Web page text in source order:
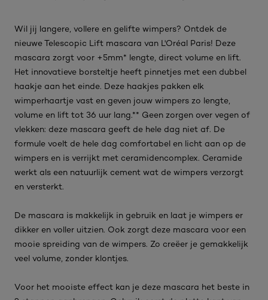
Wil jij langere, vollere en gelifte wimpers? Ontdek de
nieuwe Telescopic Lift mascara van L'Oréal Paris! Deze
mascara zorgt voor +5mm* lengte, direct volume en lift.
Het innovatieve borsteltje heeft pinnetjes met een dubbel
haakje aan het einde. Deze haakjes pakken elk
wimperhaartje vast en geven jouw wimpers zo lengte,
volume en lift tot 36 uur lang.** Geen zorgen over vegen of
vlekken: deze mascara geeft de hele dag niet af. De
formule voelt de hele dag comfortabel en licht aan op de
wimpers en is verrijkt met ceramidencomplex. Ceramide
werkt als een natuurlijk cement wat de wimpers verzorgt
en versterkt.
De mascara is makkelijk in gebruik en laat je wimpers er
dikker en voller uitzien. Ook zorgt deze mascara voor een
mooie spreiding van de wimpers. Zo creëer je gemakkelijk
veel volume, zonder klontjes.
Voor het mooiste effect kan je deze mascara het beste in